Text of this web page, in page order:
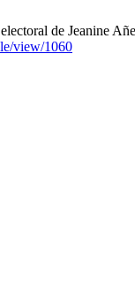
de Jeanine
view/1060